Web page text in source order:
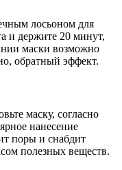
лосьоном для
и держите 20 минут,
маски возможно
обратный эффект.
маску, согласно
нанесение
поры и снабдит
полезных веществ.